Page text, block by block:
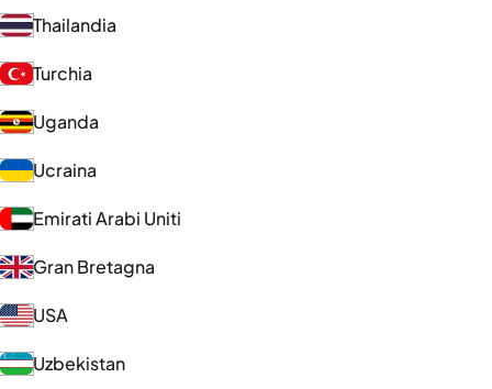
Thailandia
Turchia
Uganda
Ucraina
Emirati Arabi Uniti
Gran Bretagna
USA
Uzbekistan